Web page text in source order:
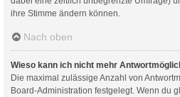
ihre Stimme ändern können.
Nach oben
Wieso kann ich nicht mehr
Die maximal zulässige Anzahl von
Board-Administration festgelegt. Wenn du